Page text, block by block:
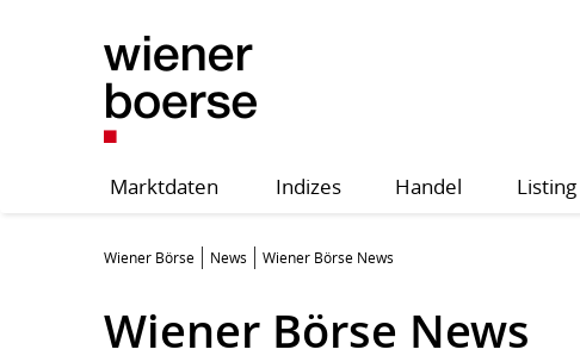
Marktdaten Indizes Handel Listing
Wiener Börse News Wiener Börse News
Wiener Börse News